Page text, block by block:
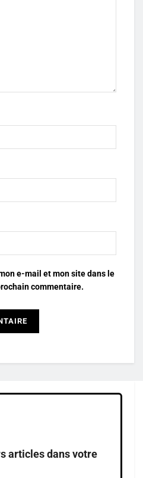
e-mail et mon site dans le
commentaire.
articles dans votre